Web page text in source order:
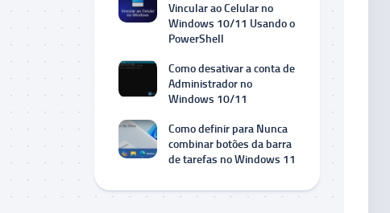
Vincular ao Celular no
Windows 10/11 Usando o
PowerShell
Como desativar a conta de
Administrador no
Windows 10/11
Como definir para Nunca
combinar botões da barra
de tarefas no Windows 11